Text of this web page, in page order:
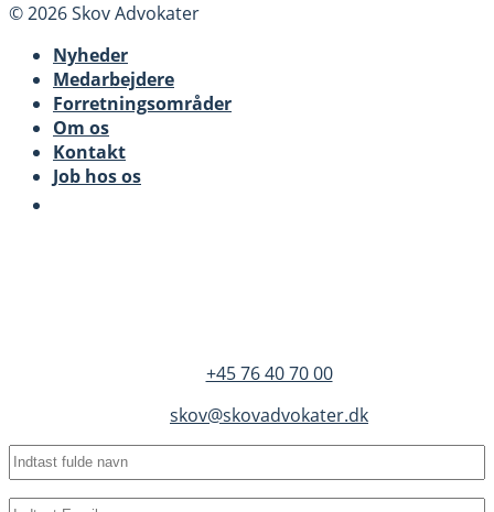
© 2026 Skov Advokater
Nyheder
Medarbejdere
Forretningsområder
Om os
Kontakt
Job hos os
+45 76 40 70 00
skov@skovadvokater.dk
Fulde
navn(Required)